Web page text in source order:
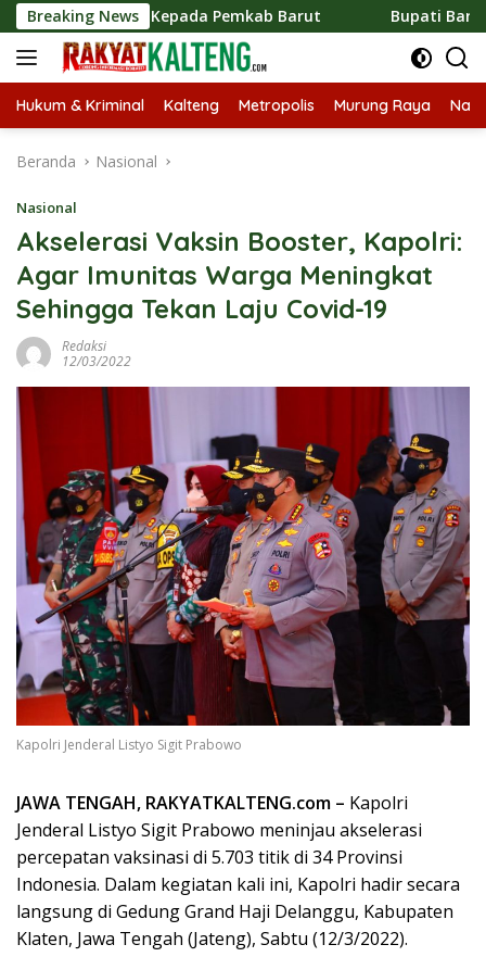
Langsung
ke
konten
Breaking News
Kepada Pemkab Barut Bupati Barito Utara
Hukum & Kriminal Kalteng Metropolis Murung Raya
Beranda Nasional
Nasional
Akselerasi Vaksin Booster, Kapolri:
Agar Imunitas Warga Meningkat
Sehingga Tekan Laju Covid-19
Redaksi
12/03/2022
Kapolri Jenderal Listyo Sigit Prabowo
JAWA TENGAH, RAKYATKALTENG.com – Kapolri
Jenderal Listyo Sigit Prabowo meninjau akselerasi
percepatan vaksinasi di 5.703 titik di 34 Provinsi
Indonesia. Dalam kegiatan kali ini, Kapolri hadir secara
langsung di Gedung Grand Haji Delanggu, Kabupaten
Klaten, Jawa Tengah (Jateng), Sabtu (12/3/2022).